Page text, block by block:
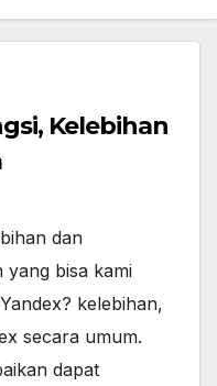
Kelebihan
dan
yang bisa kami
kelebihan,
secara umum.
dapat